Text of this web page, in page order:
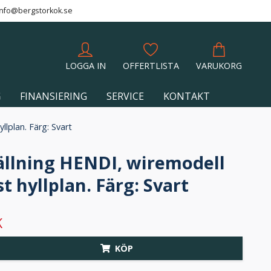
LOGGA IN OFFERTLISTA VARUKORG
FINANSIERING SERVICE KONTAKT
Färg: Svart
HENDI, wiremodell
hyllplan. Färg: Svart
KÖP